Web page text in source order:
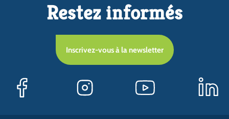
Restez informés
Inscrivez-vous à la newsletter